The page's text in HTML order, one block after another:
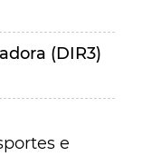
(DIR3)
e